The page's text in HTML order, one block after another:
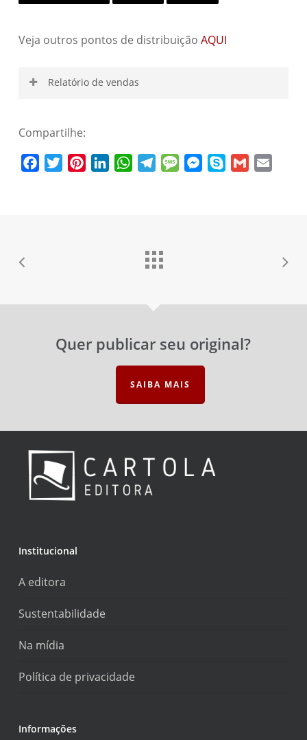
Veja outros pontos de distribuiçãoAQUI
Relatório de vendas
Nome de usuário
Compartilhe:
FacebookTwitterPinterestLinkedInWhatsAppTelegramMessageMessenger
Skype Gmail
Quer publicar seu original?
SAIBA MAIS
Institucional
A editora
Sustentabilidade
Na mídia
Política de privacidade
Informações